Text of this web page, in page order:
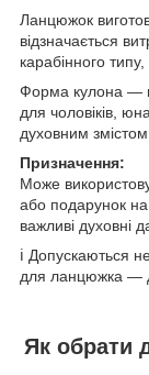
Ланцюжок
відзначається
карабінного
Форма кулона —
для чоловіків,
духовним змістом.
Призначення:
Може
або подарунок на
важливі духовні
ℹ️ Допускаються
для ланцюжка —
Як обрати